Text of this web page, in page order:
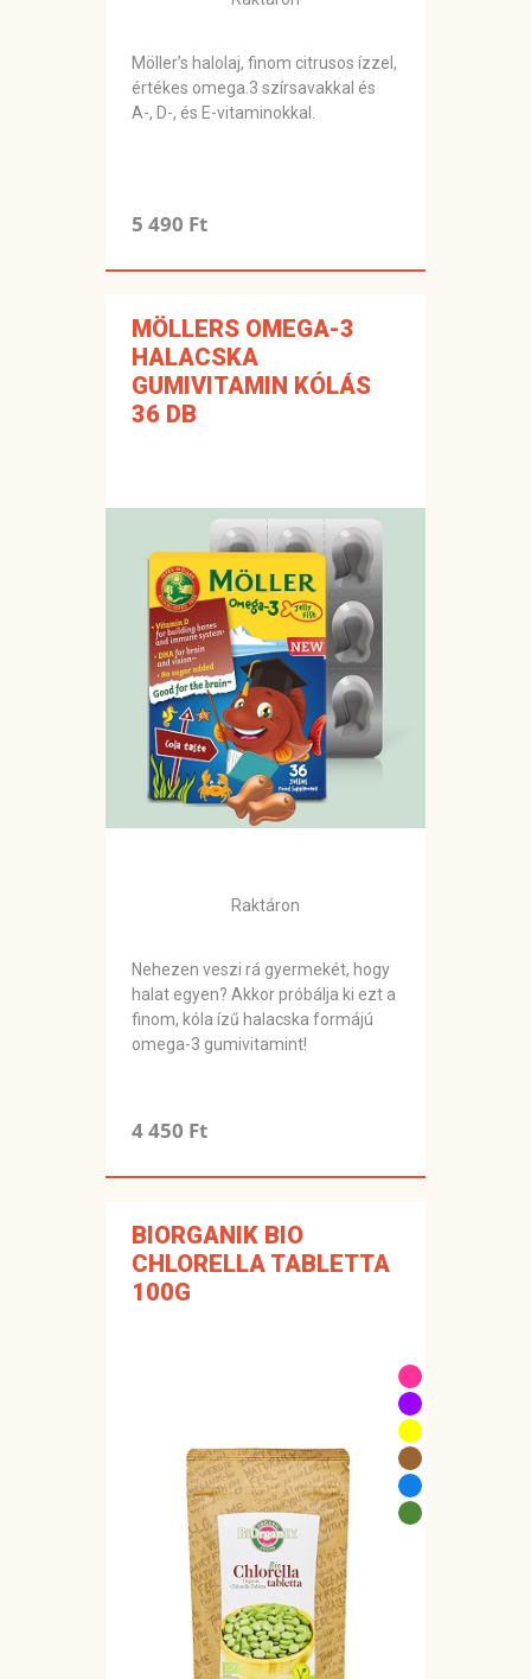
Möller’s halolaj, finom citrusos ízzel,
értékes omega.3 szírsavakkal és
A-, D-, és E-vitaminokkal.
5 490 Ft
MÖLLERS OMEGA-3
HALACSKA
GUMIVITAMIN KÓLÁS
36 DB
Raktáron
Nehezen veszi rá gyermekét, hogy
halat egyen? Akkor próbálja ki ezt a
finom, kóla ízű halacska formájú
omega-3 gumivitamint!
4 450 Ft
BIORGANIK BIO
CHLORELLA TABLETTA
100G